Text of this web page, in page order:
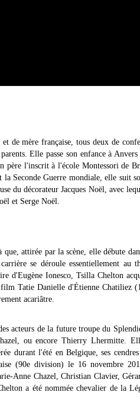
de mère française, tous deux de
Elle passe son enfance à
père l'inscrit à l'école Montessori de
la Seconde Guerre mondiale, elle suit
du décorateur Jacques Noël, avec
et Serge Noël.
attirée par la scène, elle débute
se déroule essentiellement au
d'Eugène Ionesco, Tsilla Chelton
Tatie Danielle d'Étienne Chatiliez
acariâtre.
acteurs de la future troupe du
ou encore Thierry Lhermitte.
durant l'été en Belgique, ses
(90e division) le 16 novembre
Anne Chazel, Christian Clavier,
a été nommée chevalier de la